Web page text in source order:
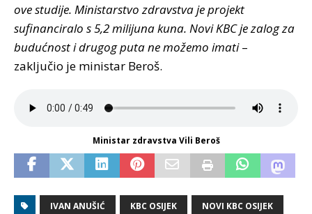
ove studije. Ministarstvo zdravstva je projekt
sufinanciralo s 5,2 milijuna kuna. Novi KBC je zalog za
budućnost i drugog puta ne možemo imati–
zaključio je ministar Beroš.
Ministar zdravstva Vili Beroš
IVAN ANUŠIĆ KBC OSIJEK NOVI KBC OSIJEK